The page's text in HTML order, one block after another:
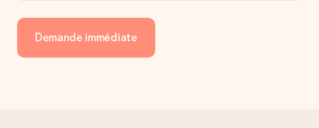
Demande immédiate